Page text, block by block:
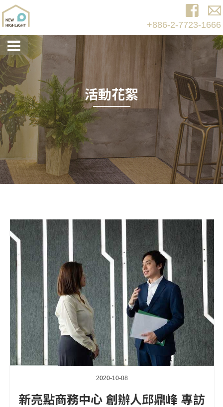
+886-2-7723-1666
活動花絮
2020-10-08
新亮點商務中心 創辦人邱鼎峰 專訪